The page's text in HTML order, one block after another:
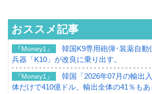
おススメ記事
『Money1』
韓国K9専用砲弾･装薬自動
兵器「K10」が改良に乗り出す。
『Money1』
韓国「2026年07月の輸出
体だけで410億ドル、輸出全体の41％もあ